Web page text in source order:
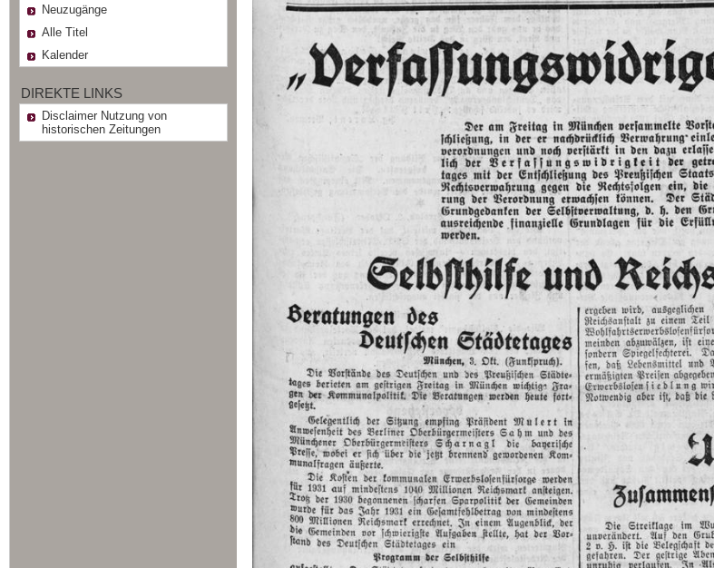
Neuzugänge
Alle Titel
Kalender
DIREKTE LINKS
Disclaimer Nutzung von
historischen Zeitungen